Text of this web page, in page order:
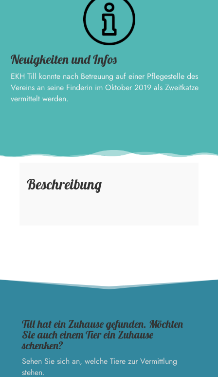
Neuigkeiten und Infos
EKH Till konnte nach Betreuung auf einer Pflegestelle des
Vereins an seine Finderin im Oktober 2019 als Zweitkatze
vermittelt werden.
Beschreibung
Till hat ein Zuhause gefunden. Möchten
Sie auch einem Tier ein Zuhause
schenken?
Sehen Sie sich an, welche Tiere zur Vermittlung
stehen.